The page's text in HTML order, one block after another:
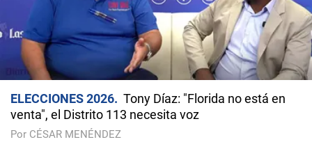
ELECCIONES 2026
Tony Díaz: "Florida no está en
venta", el Distrito 113 necesita voz
Por CÉSAR MENÉNDEZ